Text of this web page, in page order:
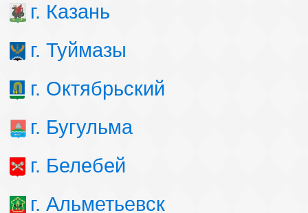
г. Казань
г. Туймазы
г. Октябрьский
г. Бугульма
г. Белебей
г. Альметьевск